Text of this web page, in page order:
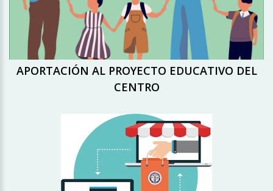
APORTACIÓN AL PROYECTO EDUCATIVO DEL
CENTRO